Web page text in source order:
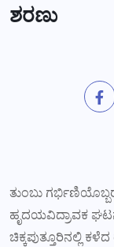
ಶರಣು
ತುಂಬು
ಹೃದಯವಿದ್ರಾವಕ
ಚಿಕ್ಕಪುತ್ತೂರಿನಲ್ಲಿ